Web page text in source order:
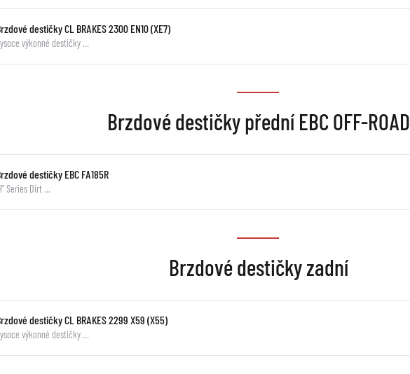
destičky CL BRAKES 2300 EN10 (XE7)
výkonné destičky …
Brzdové destičky přední EBC OFF-ROAD
destičky EBC FA185R
Series Dirt …
Brzdové destičky zadní
destičky CL BRAKES 2299 X59 (X55)
výkonné destičky …